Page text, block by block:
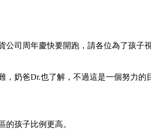
公司周年慶快要開跑，請各位為了孩子
，奶爸Dr.也了解，不過這是一個努力的
的孩子比例更高。